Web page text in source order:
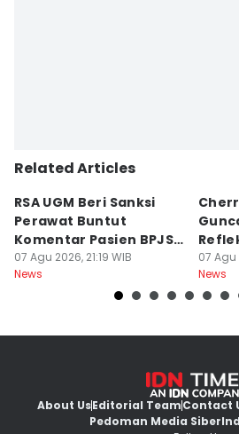
Related Articles
RSA UGM Beri Sanksi
Perawat Buntut
Komentar Pasien BPJS
di Medsos
07 Agu 2026, 21:19 WIB
News
07 Agu
News
About UsEditorial TeamContact
Pedoman Media Siber